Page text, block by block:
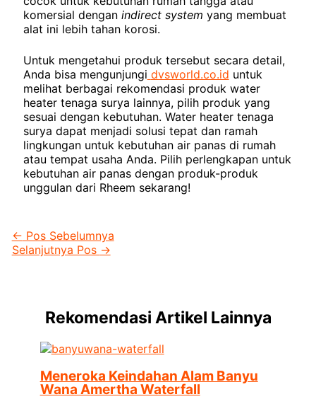
komersial dengan indirect system yang membuat
alat ini lebih tahan korosi.
Untuk mengetahui produk tersebut secara detail,
Anda bisa mengunjungi dvsworld.co.id untuk
melihat berbagai rekomendasi produk water
heater tenaga surya lainnya, pilih produk yang
sesuai dengan kebutuhan. Water heater tenaga
surya dapat menjadi solusi tepat dan ramah
lingkungan untuk kebutuhan air panas di rumah
atau tempat usaha Anda. Pilih perlengkapan untuk
kebutuhan air panas dengan produk-produk
unggulan dari Rheem sekarang!
← Pos Sebelumnya
Selanjutnya Pos →
Rekomendasi Artikel Lainnya
Meneroka Keindahan Alam Banyu
Wana Amertha Waterfall